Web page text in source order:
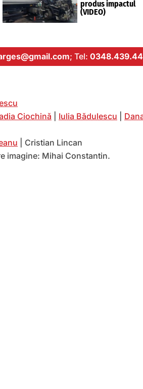
produs impactul
(VIDEO)
; Tel:
Ciochină Iulia Bădulescu
| Cristian Lincan
imagine: Mihai Constantin.